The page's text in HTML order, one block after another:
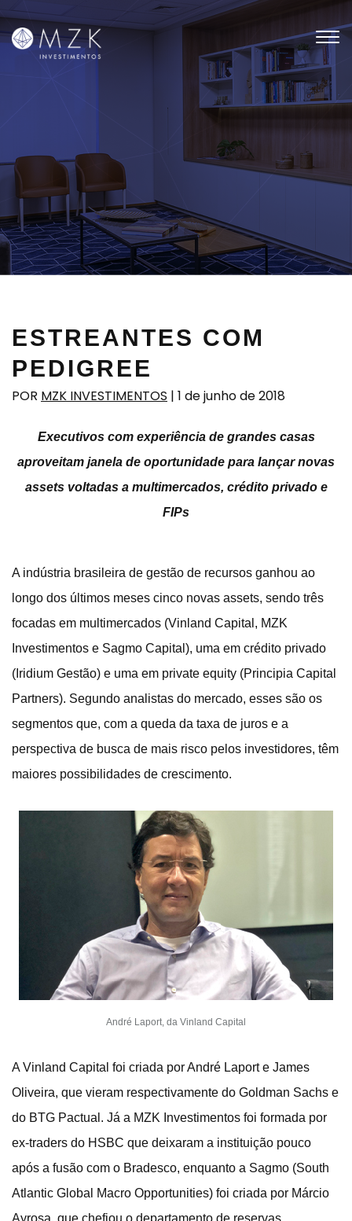
ESTREANTES COM
PEDIGREE
POR MZK INVESTIMENTOS | 1 de junho de 2018
Executivos com experiência de grandes casas
aproveitam janela de oportunidade para lançar novas
assets voltadas a multimercados, crédito privado e
FIPs
A indústria brasileira de gestão de recursos ganhou ao
longo dos últimos meses cinco novas assets, sendo três
focadas em multimercados (Vinland Capital, MZK
Investimentos e Sagmo Capital), uma em crédito privado
(Iridium Gestão) e uma em private equity (Principia Capital
Partners). Segundo analistas do mercado, esses são os
segmentos que, com a queda da taxa de juros e a
perspectiva de busca de mais risco pelos investidores, têm
maiores possibilidades de crescimento.
André Laport, da Vinland Capital
A Vinland Capital foi criada por André Laport e James
Oliveira, que vieram respectivamente do Goldman Sachs e
do BTG Pactual. Já a MZK Investimentos foi formada por
ex-traders do HSBC que deixaram a instituição pouco
após a fusão com o Bradesco, enquanto a Sagmo (South
Atlantic Global Macro Opportunities) foi criada por Márcio
Ayrosa, que chefiou o departamento de reservas